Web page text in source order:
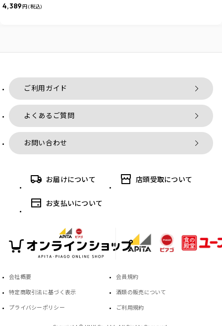
4,389 円 (税込)
ご利用ガイド
よくあるご質問
お問い合わせ
お届けについて 店頭受取について
お支払いについて
会社概要 会員規約
特定商取引法に基づく表示 酒類の販売について
プライバシーポリシー ご利用規約